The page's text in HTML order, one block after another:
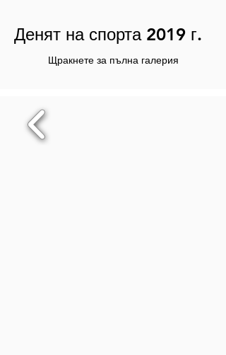
Денят на спорта 2019 г.
Щракнете за пълна галерия